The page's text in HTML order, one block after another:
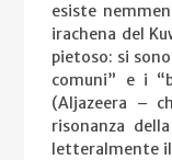
esiste
irachena del
pietoso: si
comuni” e i
(Aljazeera –
risonanza
letteralmente il